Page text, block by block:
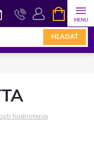
HĽADAŤ
KOŠÍK
hodnotenia